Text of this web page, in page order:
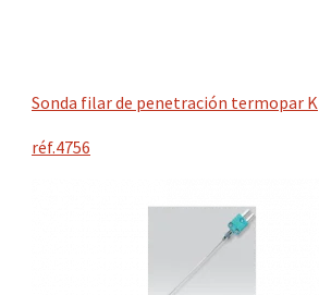
Sonda filar de penetración termopar K
réf.4756